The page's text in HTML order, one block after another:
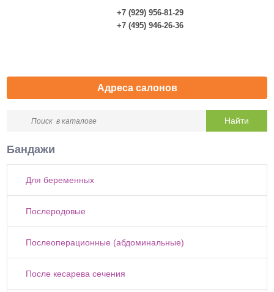
Адреса салонов
+7 (929) 956-81-29
+7 (495) 946-26-36
Бандажи
Для беременных
Послеродовые
Послеоперационные (абдоминальные)
После кесарева сечения